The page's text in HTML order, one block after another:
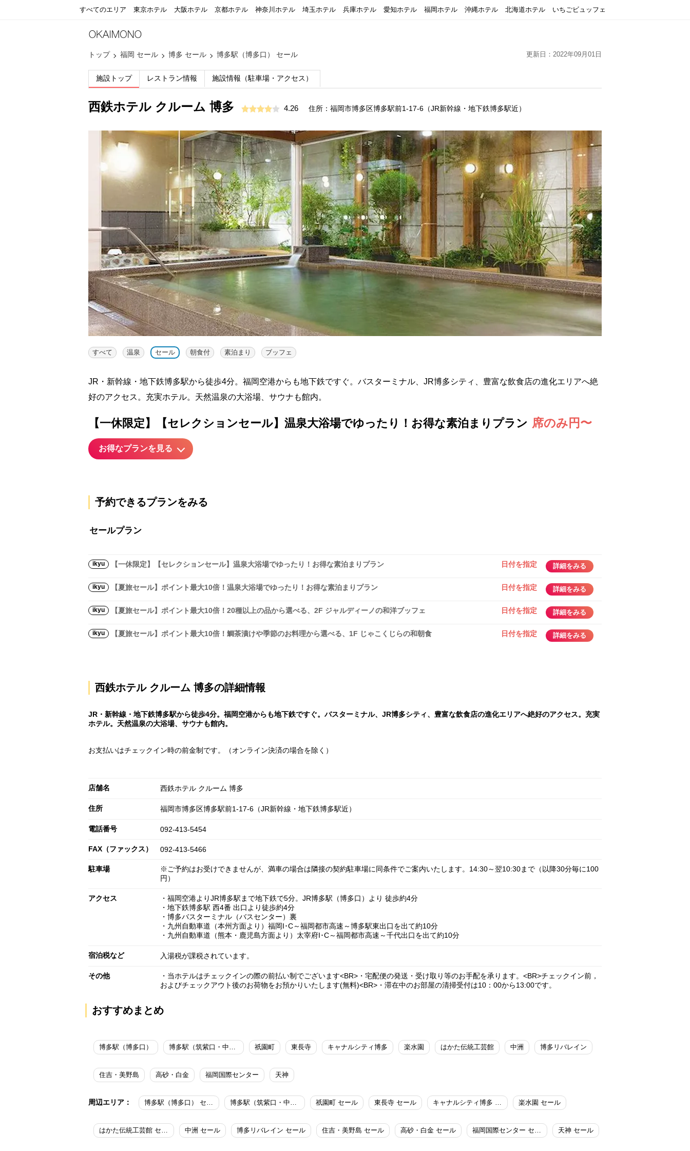
すべてのエリア 東京ホテル 大阪ホテル 京都ホテル 神奈川ホテル 埼玉ホテル 兵庫ホテル 愛知ホテル 福岡ホテル 沖縄ホテル 北海道ホテル いちごビュッフェ
トップ 福岡 セール 博多 セール 博多駅（博多口） セール 更新日：2022年09月01日
施設トップ レストラン情報 施設情報（駐車場・アクセス）
西鉄ホテル クルーム 博多 4.26 住所：福岡市博多区博多駅前1-17-6（JR新幹線・地下鉄博多駅近）
すべて 温泉 セール 朝食付 素泊まり ブッフェ
JR・新幹線・地下鉄博多駅から徒歩4分。福岡空港からも地下鉄ですぐ。バスターミナル、JR博多シティ、豊富な飲食店の進化エリアへ絶
好のアクセス。充実ホテル。天然温泉の大浴場、サウナも館内。
【一休限定】【セレクションセール】温泉大浴場でゆったり！お得な素泊まりプラン 席のみ円〜
お得なプランを見る
予約できるプランをみる
セールプラン
ikyu 【一休限定】【セレクションセール】温泉大浴場でゆったり！お得な素泊まりプラン 日付を指定 詳細をみる
ikyu 【夏旅セール】ポイント最大10倍！温泉大浴場でゆったり！お得な素泊まりプラン 日付を指定 詳細をみる
ikyu 【夏旅セール】ポイント最大10倍！20種以上の品から選べる、2F ジャルディーノの和洋ブッフェ 日付を指定 詳細をみる
ikyu 【夏旅セール】ポイント最大10倍！鯛茶漬けや季節のお料理から選べる、1F じゃこくじらの和朝食 日付を指定 詳細をみる
西鉄ホテル クルーム 博多の詳細情報
JR・新幹線・地下鉄博多駅から徒歩4分。福岡空港からも地下鉄ですぐ。バスターミナル、JR博多シティ、豊富な飲食店の進化エリアへ絶好のアクセス。充実
ホテル。天然温泉の大浴場、サウナも館内。
お支払いはチェックイン時の前金制です。（オンライン決済の場合を除く）
店舗名 西鉄ホテル クルーム 博多
住所 福岡市博多区博多駅前1-17-6（JR新幹線・地下鉄博多駅近）
電話番号 092-413-5454
FAX（ファックス） 092-413-5466
駐車場
※ご予約はお受けできませんが、満車の場合は隣接の契約駐車場に同条件でご案内いたします。14:30～翌10:30まで（以降30分毎に100
円）
アクセス
・福岡空港よりJR博多駅まで地下鉄で5分。JR博多駅（博多口）より 徒歩約4分
・地下鉄博多駅 西4番 出口より徒歩約4分
・博多バスターミナル（バスセンター）裏
・九州自動車道（本州方面より）福岡I･C～福岡都市高速～博多駅東出口を出て約10分
・九州自動車道（熊本・鹿児島方面より）太宰府I･C～福岡都市高速～千代出口を出て約10分
宿泊税など 入湯税が課税されています。
その他
・当ホテルはチェックインの際の前払い制でございます<BR>・宅配便の発送・受け取り等のお手配を承ります。<BR>チェックイン前，
およびチェックアウト後のお荷物をお預かりいたします(無料)<BR>・滞在中のお部屋の清掃受付は10：00から13:00です。
おすすめまとめ
博多駅（博多口） 博多駅（筑紫口・中央街） 祇園町 東長寺 キャナルシティ博多 楽水園 はかた伝統工芸館 中洲 博多リバレイン
住吉・美野島 高砂・白金 福岡国際センター 天神
周辺エリア： 祇園町 セール 東長寺 セール 楽水園 セール
中洲 セール 博多リバレイン セール 住吉・美野島 セール 高砂・白金 セール 天神 セール